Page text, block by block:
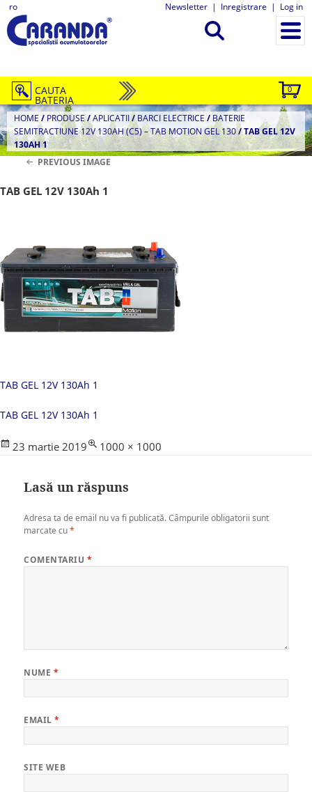
ro Newsletter | Inregistrare | Log in
0
CAUTA
BATERIA
HOME / PRODUSE/APLICATII/BARCI ELECTRICE / BATERIE
SEMITRACTIUNE 12V 130AH (C5) – TAB MOTION GEL 130/TAB GEL 12V
130AH 1
PREVIOUS IMAGE
TAB GEL 12V 130Ah 1
TAB GEL 12V 130Ah 1
TAB GEL 12V 130Ah 1
Posted
23 martie 2019
Full
1000 × 1000
Lasă un răspuns
Adresa ta de email nu va fi publicată. Câmpurile obligatorii sunt
marcate cu*
COMENTARIU *
NUME *
EMAIL*
SITE WEB